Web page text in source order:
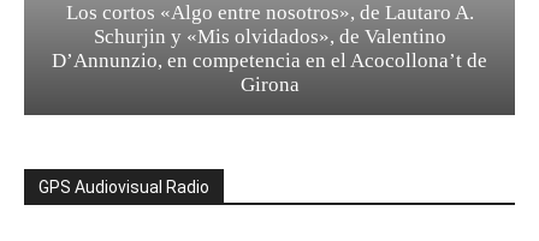
Los cortos «Algo entre nosotros», de Lautaro A.
Schurjin y «Mis olvidados», de Valentino
D’Annunzio, en competencia en el Acocollona’t de
Girona
GPS Audiovisual Radio